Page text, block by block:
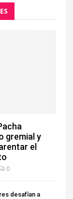
gremial y
el
0
desafían a